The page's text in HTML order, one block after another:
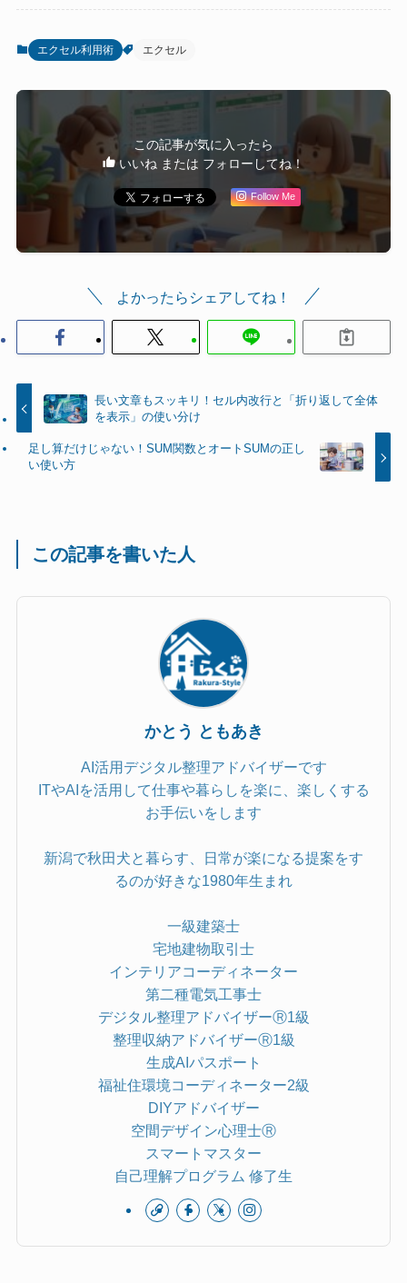
エクセル利用術 エクセル
この記事が気に入ったら
いいね または フォローしてね！
Follow Me
よかったらシェアしてね！
長い文章もスッキリ！セル内改行と「折り返して全体
を表示」の使い分け
足し算だけじゃない！SUM関数とオートSUMの正し
い使い方
この記事を書いた人
かとう ともあき
AI活用デジタル整理アドバイザーです
ITやAIを活用して仕事や暮らしを楽に、楽しくする
お手伝いをします
新潟で秋田犬と暮らす、日常が楽になる提案をす
るのが好きな1980年生まれ
一級建築士
宅地建物取引士
インテリアコーディネーター
第二種電気工事士
デジタル整理アドバイザーⓇ1級
整理収納アドバイザーⓇ1級
生成AIパスポート
福祉住環境コーディネーター2級
DIYアドバイザー
空間デザイン心理士Ⓡ
スマートマスター
自己理解プログラム 修了生